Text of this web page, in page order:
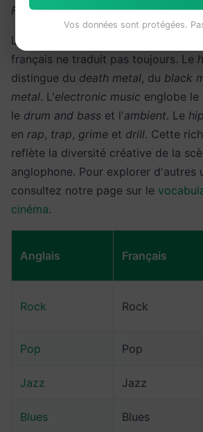
French popouchanson.
L'anglais regorge de sous-genres
français ne traduit pas toujours. Le
distingue du death metal, du black
metal. L'electronic music englobe le
le drum and bass et l'ambient. Le
en rap, trap, grime et drill. Cette
reflète la diversité créative de la
anglophone. Pour explorer d'autres
consultez notre page sur le
cinéma.
Anglais Français
Rock Rock
Pop Pop
Jazz Jazz
Blues Blues
Vos données sont protégées.